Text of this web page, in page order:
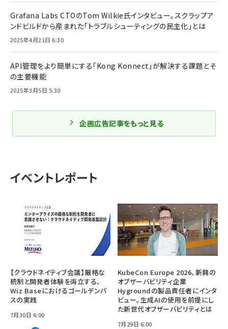
イベントレポート
【クラウドネイティブ会議】厳格な
統制と開発者体験を両立する、
Wiz Baseにおけるゴールデンパ
スの実践
7月30日 6:00
KubeCon Europe 2026、新興の
オブザーバビリティ企業
Hygroundの製品責任者にインタ
ビュー。生成AIの使用を前提にし
た新世代オブザーバビリティとは
7月29日 6:00
Grafana Labs CTOのTom Wilkie氏インタビュー。スクラップア
ンドビルドから産まれた「トラブルシューティングの民主化」とは
2025年4月21日 6:30
API管理をより簡単にする「Kong Konnect」が解決する課題とそ
の主要機能
2025年3月5日 5:30
企画広告記事をもっと見る